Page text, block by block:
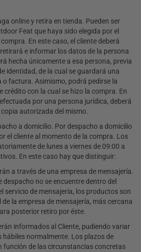
online y retira en tienda. Pueden ser
Feat que haya sido elegida por el
En este caso, el cliente deberá
e informar los datos de la persona
hecha únicamente a esa persona, previa
identidad, de la cual se guardará una
o factura. Asimismo, podrá pedirse la
crédito con la cual se hizo la compra. En
por una persona jurídica, deberá
autorizada del mismo.
a domicilio. Por despacho a domicilio
el cliente al momento de la compra. Los
de lunes a viernes de 09:00 a
En este caso hay que distinguir:
a través de una empresa de mensajería.
despacho no se encuentre dentro del
servicio de mensajería, los productos son
la empresa de mensajería, más cercana
posterior retiro por éste.
informados al Cliente, pudiendo variar
hábiles normalmente. Los plazos de
función de las circunstancias concretas